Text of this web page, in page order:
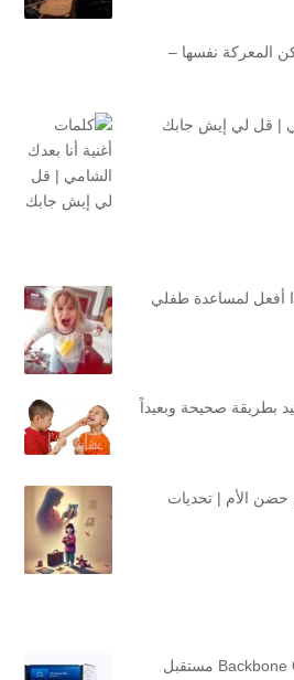
المعركة نفسها –
| قل لي إيش جابك
أفعل لمساعدة طفلي
بطريقة صحيحة وبعيداً
حضن الأم | تحديات
Backbone One – PlayStation Edition مستقبل